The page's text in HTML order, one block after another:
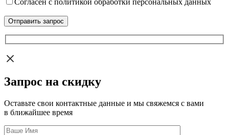
Запрос на скидку
Оставьте свои контактные данные и мы свяжемся с вами
в ближайшее время